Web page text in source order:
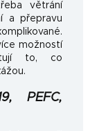
větrání
a přepravu
možností
to, co
PEFC,